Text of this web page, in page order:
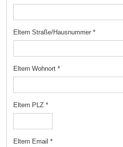
Eltern Straße/Hausnummer *
Eltern Wohnort *
Eltern PLZ *
Eltern Email *